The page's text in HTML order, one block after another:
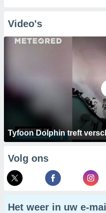
Video's
Tyfoon Dolphin treft
Volg ons
Het weer in uw e-mail